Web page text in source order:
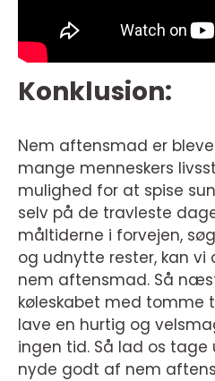
Konklusion:
Nem aftensmad er
mange menneskers
mulighed for at spise
selv på de travleste
måltiderne i forvejen,
og udnytte rester, kan
nem aftensmad. Så
køleskabet med tomme
lave en hurtig og
ingen tid. Så lad os
nyde godt af nem